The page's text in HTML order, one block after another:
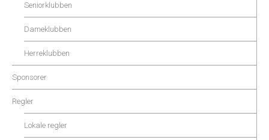
Seniorklubben
Dameklubben
Herreklubben
Sponsorer
Regler
Lokale regler